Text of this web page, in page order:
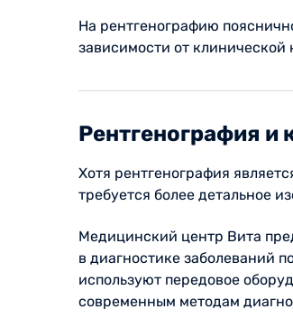
На рентгенографию
зависимости от
Рентгенография и
Хотя рентгенография
требуется более детальное
Медицинский центр Вита
в диагностике заболеваний
используют передовое
современным методам